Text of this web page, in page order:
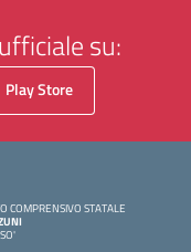
su:
Play Store
COMPRENSIVO STATALE